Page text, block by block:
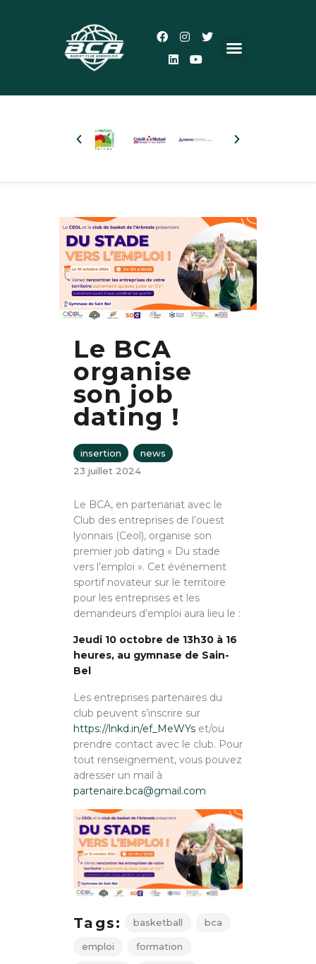
Accueil
Actualités
Autres pratiques
Partenaires
Boutique
Plus d’infos
Le BCA
organise
son job
dating !
insertion
news
23 juillet 2024
Le BCA, en partenariat avec le
Club des entreprises de l’ouest
lyonnais (Ceol), organise son
premier job dating « Du stade
vers l’emploi ». Cet événement
sportif novateur sur le territoire
pour les entreprises et les
demandeurs d’emploi aura lieu le :
Jeudi 10 octobre de 13h30 à 16
heures, au gymnase de Sain-
Bel
Les entreprises partenaires du
club peuvent s’inscrire sur
https://lnkd.in/ef_MeWYs et/ou
prendre contact avec le club. Pour
tout renseignement, vous pouvez
adresser un mail à
partenaire.bca@gmail.com
Tags: basketball bca
emploi formation